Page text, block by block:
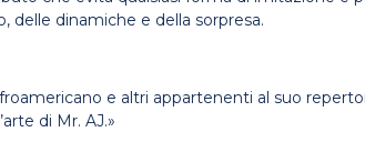
delle dinamiche e della sorpresa.
e altri appartenenti al suo
di Mr. AJ.»